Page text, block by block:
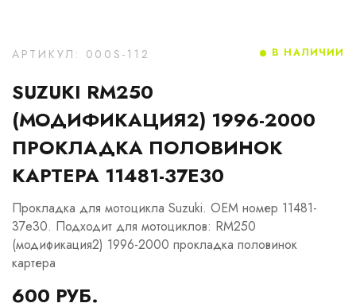
АРТИКУЛ: 000S-112
SUZUKI RM250
(МОДИФИКАЦИЯ2) 1996-2000
ПРОКЛАДКА ПОЛОВИНОК
КАРТЕРА 11481-37E30
Прокладка для мотоцикла Suzuki. OEM номер 11481-
37e30. Подходит для мотоциклов: RM250
(модификация2) 1996-2000 прокладка половинок
картера
600 РУБ.
В НАЛИЧИИ